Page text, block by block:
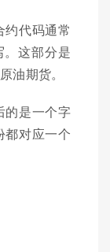
约代码通常
。这部分是
油期货。
的是一个字
都对应一个